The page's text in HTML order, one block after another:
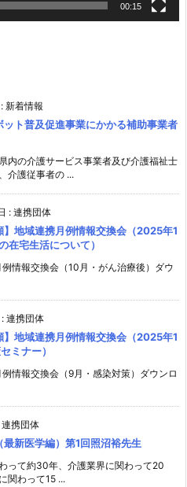
00:15
: 新着情報
ット普及促進事業にかかる補助事業者
内の介護サービス事業者及び介護福祉士
介護従事者の ...
: 連携団体
】地域連携月例情報交換会（2025年1
在宅生活について）
情報交換会（10月・がん治療後）ダウ
: 連携団体
】地域連携月例情報交換会（2025年1
ミナー）
情報交換会（9月・感染対策）ダウンロ
連携団体
最新医学編）第1回照沼裕先生
って約30年、介護業界に関わって20
関わって15 ...